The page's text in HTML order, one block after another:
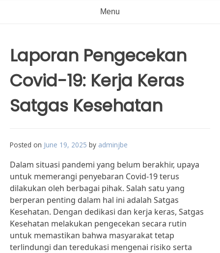
Menu
Laporan Pengecekan
Covid-19: Kerja Keras
Satgas Kesehatan
Posted on June 19, 2025 by adminjbe
Dalam situasi pandemi yang belum berakhir, upaya
untuk memerangi penyebaran Covid-19 terus
dilakukan oleh berbagai pihak. Salah satu yang
berperan penting dalam hal ini adalah Satgas
Kesehatan. Dengan dedikasi dan kerja keras, Satgas
Kesehatan melakukan pengecekan secara rutin
untuk memastikan bahwa masyarakat tetap
terlindungi dan teredukasi mengenai risiko serta